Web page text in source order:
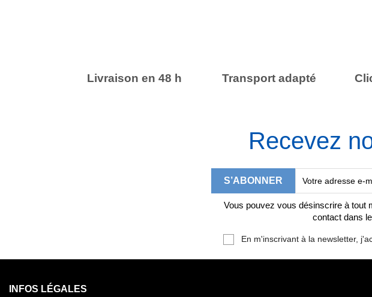
Livraison en 48 h Transport adapté
Recevez
Vous pouvez vous désinscrire à tout
contact dans
En m'inscrivant à la newsletter,
INFOS LÉGALES